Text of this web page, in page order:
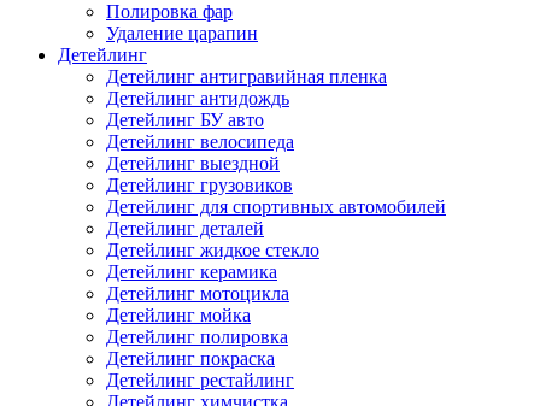
Полировка фар
Удаление царапин
Детейлинг
Детейлинг антигравийная пленка
Детейлинг антидождь
Детейлинг БУ авто
Детейлинг велосипеда
Детейлинг выездной
Детейлинг грузовиков
Детейлинг для спортивных автомобилей
Детейлинг деталей
Детейлинг жидкое стекло
Детейлинг керамика
Детейлинг мотоцикла
Детейлинг мойка
Детейлинг полировка
Детейлинг покраска
Детейлинг рестайлинг
Детейлинг химчистка